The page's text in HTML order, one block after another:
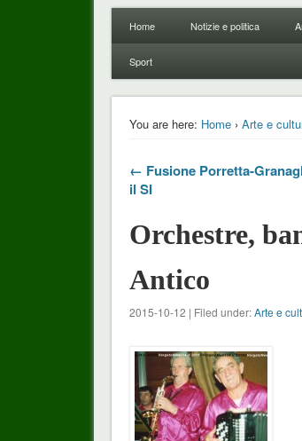
Home Notizie e politica
Sport
You are here: Home› Arte e
← Fusione Porretta-
il SI
Orchestre,
Antico
2015-10-12 | Filed under:Arte e